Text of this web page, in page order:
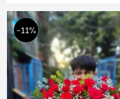
-11%